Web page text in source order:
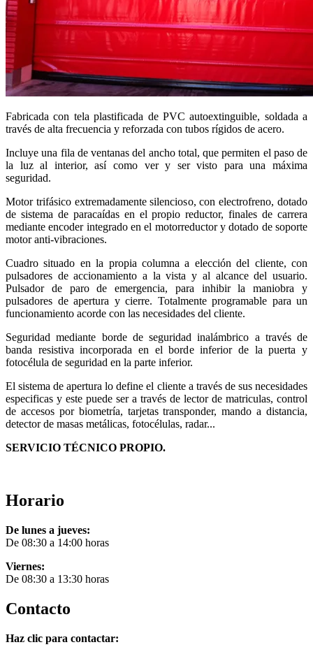
Fabricada con tela plastificada de PVC autoextinguible, soldada a
través de alta frecuencia y reforzada con tubos rígidos de acero.
Incluye una fila de ventanas del ancho total, que permiten el paso de
la luz al interior, así como ver y ser visto para una máxima
seguridad.
Motor trifásico extremadamente silencioso, con electrofreno, dotado
de sistema de paracaídas en el propio reductor, finales de carrera
mediante encoder integrado en el motorreductor y dotado de soporte
motor anti-vibraciones.
Cuadro situado en la propia columna a elección del cliente, con
pulsadores de accionamiento a la vista y al alcance del usuario.
Pulsador de paro de emergencia, para inhibir la maniobra y
pulsadores de apertura y cierre. Totalmente programable para un
funcionamiento acorde con las necesidades del cliente.
Seguridad mediante borde de seguridad inalámbrico a través de
banda resistiva incorporada en el borde inferior de la puerta y
fotocélula de seguridad en la parte inferior.
El sistema de apertura lo define el cliente a través de sus necesidades
especificas y este puede ser a través de lector de matriculas, control
de accesos por biometría, tarjetas transponder, mando a distancia,
detector de masas metálicas, fotocélulas, radar...
SERVICIO TÉCNICO PROPIO.
Horario
De lunes a jueves:
De 08:30 a 14:00 horas
Viernes:
De 08:30 a 13:30 horas
Contacto
Haz clic para contactar: